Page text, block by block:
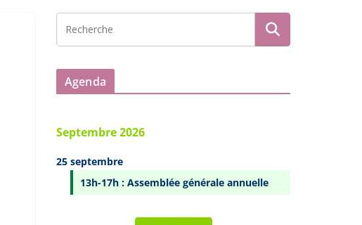
Agenda
Septembre 2026
25 septembre
13h-17h : Assemblée générale annuelle